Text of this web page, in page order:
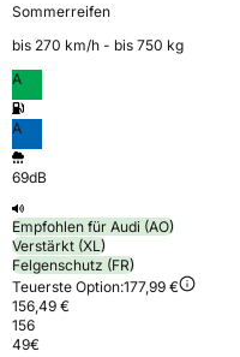
Sommerreifen
bis 270 km⁠/⁠h - bis 750 kg
A
A
69dB
Empfohlen für Audi (AO)
Verstärkt (XL)
Felgenschutz (FR)
Teuerste Option:177,99 €
156,49 €
156
49€